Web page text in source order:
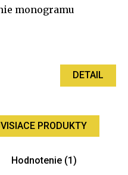
monogramu
DETAIL
PRODUKTY
Hodnotenie (1)